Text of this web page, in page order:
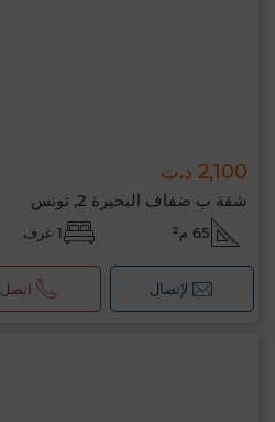
2,100 د.ت
شقة ب ضفاف البحيرة 2, تونس
65 م² 1 غرف
لإتصال اتصل